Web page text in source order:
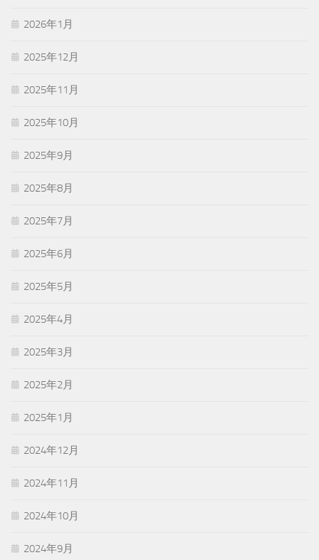
2026年1月
2025年12月
2025年11月
2025年10月
2025年9月
2025年8月
2025年7月
2025年6月
2025年5月
2025年4月
2025年3月
2025年2月
2025年1月
2024年12月
2024年11月
2024年10月
2024年9月